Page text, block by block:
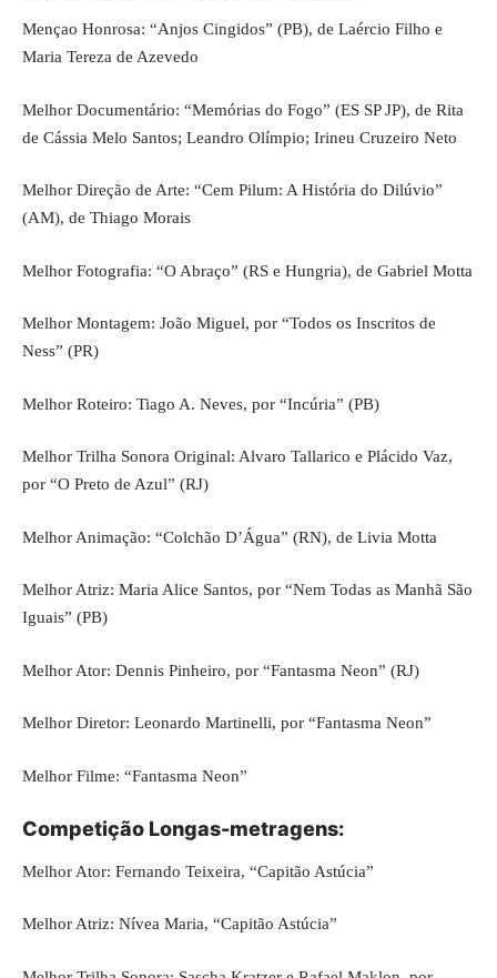
Mençao Honrosa: “Anjos Cingidos” (PB), de Laércio Filho e
Maria Tereza de Azevedo
Melhor Documentário: “Memórias do Fogo” (ES SP JP), de Rita
de Cássia Melo Santos; Leandro Olímpio; Irineu Cruzeiro Neto
Melhor Direção de Arte: “Cem Pilum: A História do Dilúvio”
(AM), de Thiago Morais
Melhor Fotografia: “O Abraço” (RS e Hungria), de Gabriel Motta
Melhor Montagem: João Miguel, por “Todos os Inscritos de
Ness” (PR)
Melhor Roteiro: Tiago A. Neves, por “Incúria” (PB)
Melhor Trilha Sonora Original: Alvaro Tallarico e Plácido Vaz,
por “O Preto de Azul” (RJ)
Melhor Animação: “Colchão D’Água” (RN), de Livia Motta
Melhor Atriz: Maria Alice Santos, por “Nem Todas as Manhã São
Iguais” (PB)
Melhor Ator: Dennis Pinheiro, por “Fantasma Neon” (RJ)
Melhor Diretor: Leonardo Martinelli, por “Fantasma Neon”
Melhor Filme: “Fantasma Neon”
Competição Longas-metragens:
Melhor Ator: Fernando Teixeira, “Capitão Astúcia”
Melhor Atriz: Nívea Maria, “Capitão Astúcia”